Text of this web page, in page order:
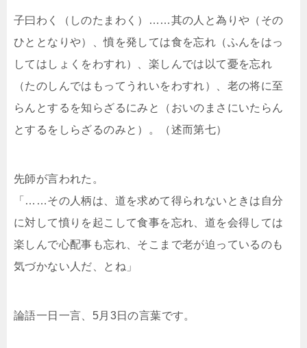
子曰わく（しのたまわく）……其の人と為りや（その
ひととなりや）、憤を発しては食を忘れ（ふんをはっ
してはしょくをわすれ）、楽しんでは以て憂を忘れ
（たのしんではもってうれいをわすれ）、老の将に至
らんとするを知らざるにみと（おいのまさにいたらん
とするをしらざるのみと）。（述而第七）
先師が言われた。
「……その人柄は、道を求めて得られないときは自分
に対して憤りを起こして食事を忘れ、道を会得しては
楽しんで心配事も忘れ、そこまで老が迫っているのも
気づかない人だ、とね」
論語一日一言、5月3日の言葉です。